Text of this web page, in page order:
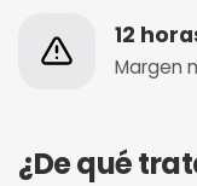
12
Margen
¿De qué